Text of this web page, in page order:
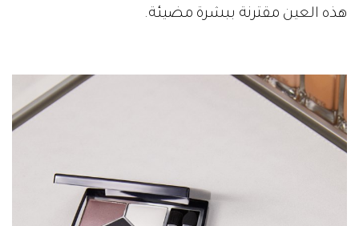
هذه العين مقترنة ببشرة مضيئة.